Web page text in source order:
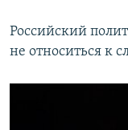
Российский
не относиться к